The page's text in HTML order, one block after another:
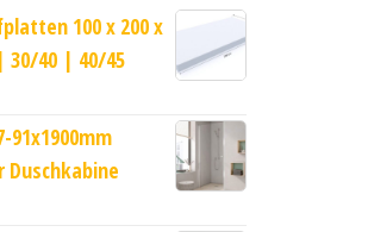
100 x 200 x
30/40 | 40/45
91x1900mm